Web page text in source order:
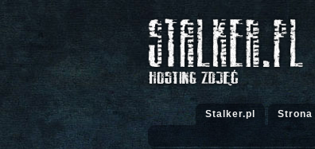
Stalker.pl Strona